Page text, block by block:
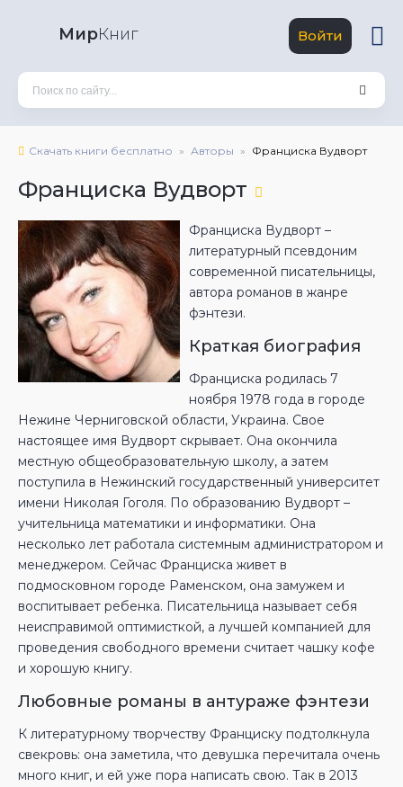
МирКниг Войти
Скачать книги бесплатно Авторы Франциска Вудворт
Франциска Вудворт
Франциска Вудворт –
литературный псевдоним
современной писательницы,
автора романов в жанре
фэнтези.
Краткая биография
Франциска родилась 7
ноября 1978 года в городе
Нежине Черниговской области, Украина. Свое
настоящее имя Вудворт скрывает. Она окончила
местную общеобразовательную школу, а затем
поступила в Нежинский государственный университет
имени Николая Гоголя. По образованию Вудворт –
учительница математики и информатики. Она
несколько лет работала системным администратором и
менеджером. Сейчас Франциска живет в
подмосковном городе Раменском, она замужем и
воспитывает ребенка. Писательница называет себя
неисправимой оптимисткой, а лучшей компанией для
проведения свободного времени считает чашку кофе
и хорошую книгу.
Любовные романы в антураже фэнтези
К литературному творчеству Франциску подтолкнула
свекровь: она заметила, что девушка перечитала очень
много книг, и ей уже пора написать свою. Так в 2013